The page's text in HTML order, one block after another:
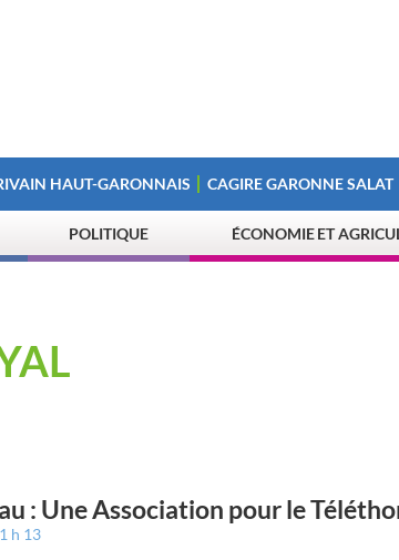
HAUT-GARONNAIS CAGIRE GARONNE SALAT
POLITIQUE ÉCONOMIE ET
: Une Association pour le
h 13